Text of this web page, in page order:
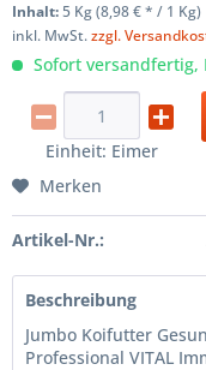
Inhalt:5 Kg (8,98 € * / 1 Kg)
inkl. MwSt.zzgl.
Sofort versandfertig,
Einheit: Eimer
Merken
Artikel-Nr.:
Beschreibung
Jumbo Koifutter
Professional VITAL